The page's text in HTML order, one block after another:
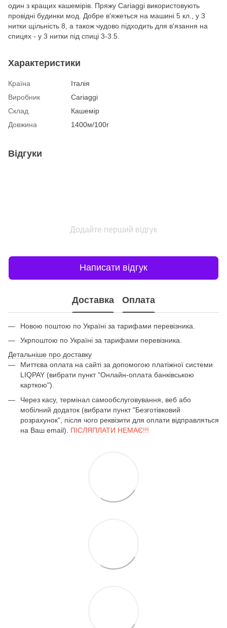
один з кращих кашемірів. Пряжу Cariaggi використовують
провідні будинки мод. Добре в'яжеться на машині 5 кл., у 3
нитки щільність 8, а також чудово підходить для в'язання на
спицях - у 3 нитки під спиці 3-3.5.
Характеристики
Країна
Італія
Виробник
Cariaggi
Склад
Кашемір
Довжина
1400м/100г
Відгуки
Додайте перший відгук
Написати відгук
Доставка Оплата
Новою поштою по Україні за тарифами перевізника.
Укрпоштою по Україні за тарифами перевізника.
Детальніше про доставку
Миттєва оплата на сайті за допомогою платіжної системи
LIQPAY (вибрати пункт "Онлайн-оплата банківською
карткою").
Через касу, термінал самообслуговування, веб або
мобілний додаток (вибрати пункт "Безготівковий
розрахунок", після чого реквізити для оплати відправляться
на Ваш email). ПІСЛЯПЛАТИ НЕМАЄ!!!